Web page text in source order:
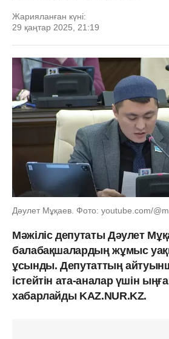
Жарияланған күні:
29 қаңтар 2025, 21:19
Дәулет Мұқаев. Фото: youtube.com/
Мәжіліс депутаты Дәулет
балабақшалардың жұмыс
ұсынды. Депутаттың
істейтін ата-аналар үшін
хабарлайды KAZ.NUR.KZ.